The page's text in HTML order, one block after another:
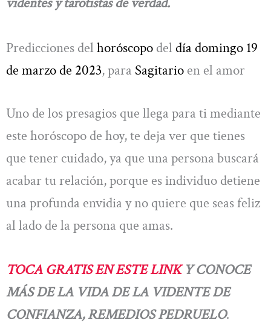
Predicciones del horóscopo del día domingo 19
de marzo de 2023, para Sagitario en el amor
Uno de los presagios que llega para ti mediante
este horóscopo de hoy, te deja ver que tienes
que tener cuidado, ya que una persona buscará
acabar tu relación, porque es individuo detiene
una profunda envidia y no quiere que seas feliz
al lado de la persona que amas.
TOCA GRATIS EN ESTE LINKY CONOCE
MÁS DE LA VIDA DE LA VIDENTE DE
CONFIANZA, REMEDIOS PEDRUELO.